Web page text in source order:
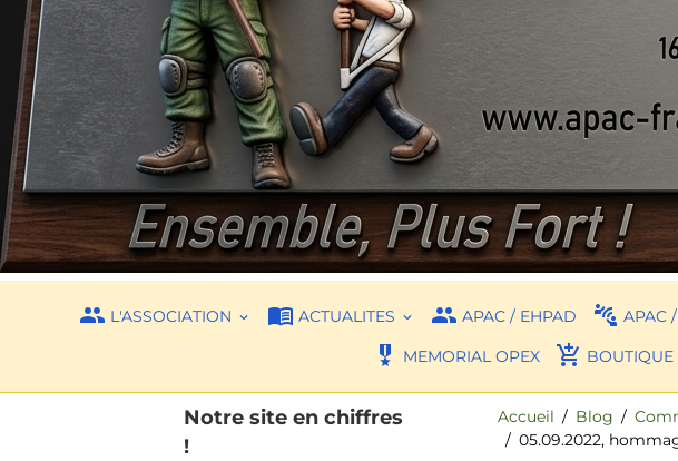
L'ASSOCIATION ACTUALITES APAC / EHPAD APAC
MEMORIAL OPEX
BOUTIQUE
Accueil Blog
05.09.2022,
Notre site en chiffres
!